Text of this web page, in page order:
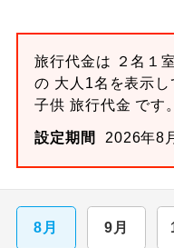
旅行代金は ２名１
の 大人1名を表示
子供 旅行代金 です。
設定期間 2026年8
8月 9月